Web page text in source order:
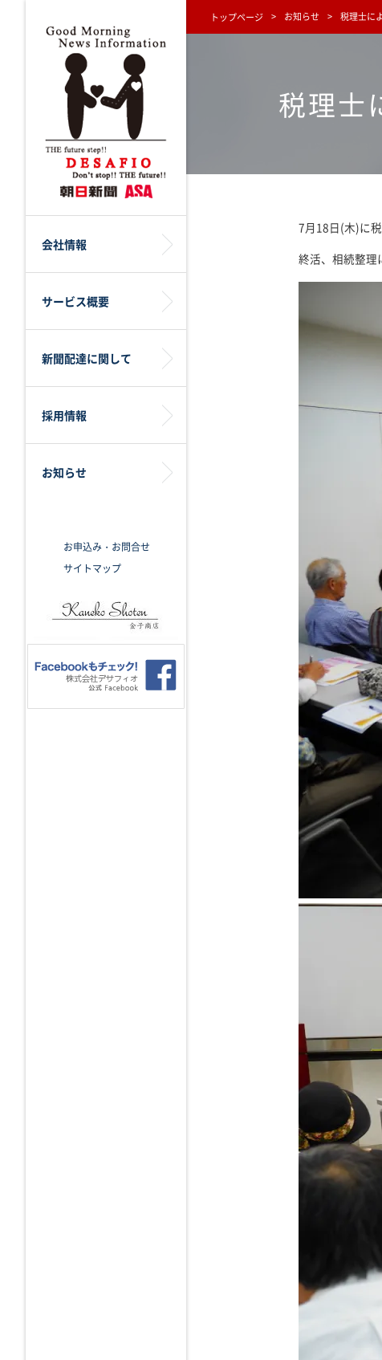
会社情報
サービス概要
新聞配達に関して
採用情報
お知らせ
お申込み・お問合せ
サイトマップ
トップページ お知らせ 税理士に
税理士
7月18日(木)に
終活、相続整理